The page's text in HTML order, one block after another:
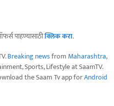
पाहण्यासाठीक्लिक करा.
Breaking newsfrom Maharashtra,
Sports, Lifestyle at SaamTV.
the Saam Tv app forAndroid